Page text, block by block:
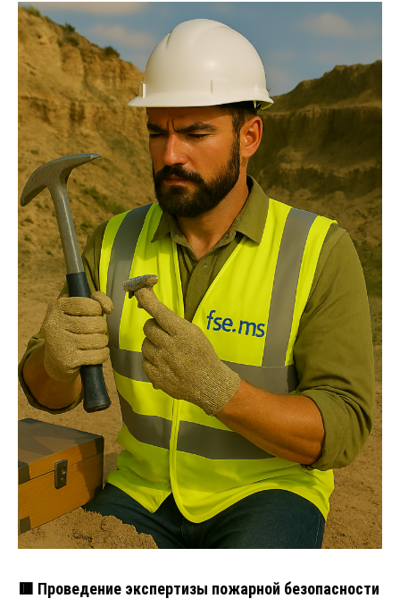
🟥 Проведение экспертизы пожарной безопасности